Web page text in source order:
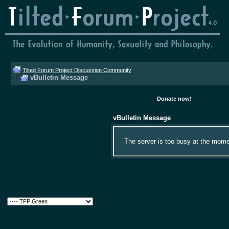
Tilted Forum Project Discussion Community
vBulletin Message
Donate now!
vBulletin Message
The server is too busy at the